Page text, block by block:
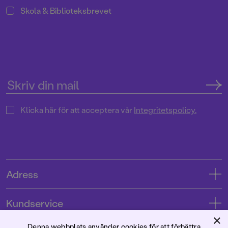
Skola & Biblioteksbrevet
Klicka här för att acceptera vårIntegritetspolicy.
Adress
Kundservice
Kontakta oss ×